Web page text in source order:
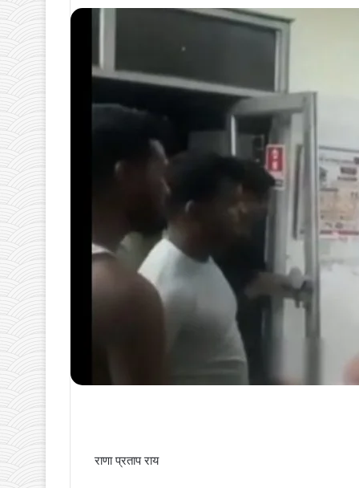
राणा प्रताप राय